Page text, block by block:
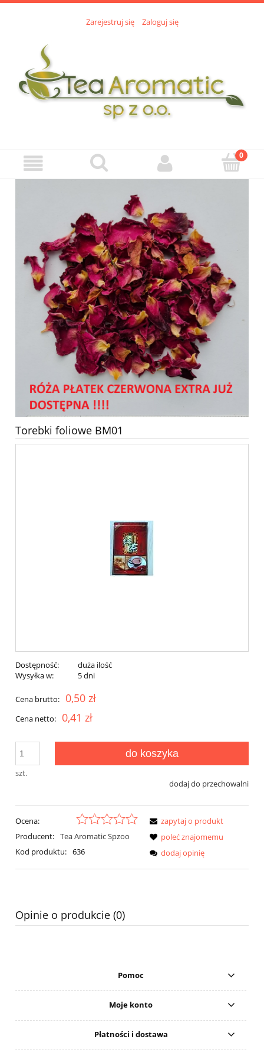
Zarejestruj się Zaloguj się
Torebki foliowe BM01
Dostępność:
duża ilość
Wysyłka w:
5 dni
Cena brutto: 0,50 zł
Cena netto: 0,41 zł
szt.
do koszyka
dodaj do przechowalni
Ocena:
Producent: Tea Aromatic Spzoo
Kod produktu: 636
zapytaj o produkt
poleć znajomemu
dodaj opinię
Opinie o produkcie (0)
Pomoc
Moje konto
Płatności i dostawa